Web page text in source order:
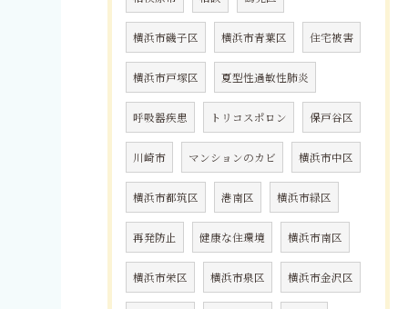
横浜市磯子区 横浜市青葉区 住宅被害
横浜市戸塚区 夏型性過敏性肺炎
呼吸器疾患 トリコスポロン 保戸谷区
川崎市 マンションのカビ 横浜市中区
横浜市都筑区 港南区 横浜市緑区
再発防止 健康な住環境 横浜市南区
横浜市栄区 横浜市泉区 横浜市金沢区